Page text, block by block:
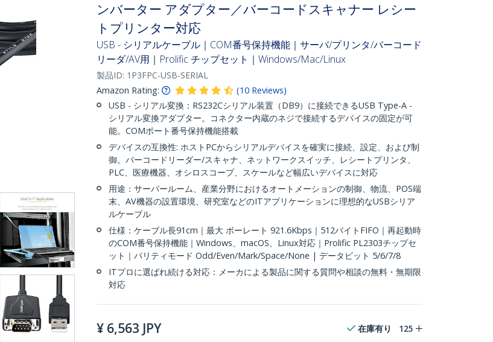
ンバーター アダプター／バーコードスキャナー レシー
トプリンター対応
USB - シリアルケーブル｜COM番号保持機能｜サーバ/プリンタ/バーコード
リーダ/AV用｜Prolific チップセット｜Windows/Mac/Linux
製品ID: 1P3FPC-USB-SERIAL
Amazon Rating:
(10 Reviews)
USB - シリアル変換：RS232Cシリアル装置（DB9）に接続できるUSB Type-A -
シリアル変換アダプター。コネクター内蔵のネジで接続するデバイスの固定が可
能。COMポート番号保持機能搭載
デバイスの互換性: ホストPCからシリアルデバイスを確実に接続、設定、および制
御。バーコードリーダー/スキャナ、ネットワークスイッチ、レシートプリンタ、
PLC、医療機器、オシロスコープ、スケールなど幅広いデバイスに対応
用途：サーバールーム、産業分野におけるオートメーションの制御、物流、POS端
末、AV機器の設置環境、研究室などのITアプリケーションに理想的なUSBシリア
ルケーブル
仕様：ケーブル長91cm｜最大 ボーレート 921.6Kbps｜512バイトFIFO｜再起動時
のCOM番号保持機能｜Windows、macOS、Linux対応｜Prolific PL2303チップセ
ット｜パリティモード Odd/Even/Mark/Space/None | データビット 5/6/7/8
ITプロに選ばれ続ける対応：メーカによる製品に関する質問や相談の無料・無期限
対応
¥ 6,563 JPY 在庫有り 125